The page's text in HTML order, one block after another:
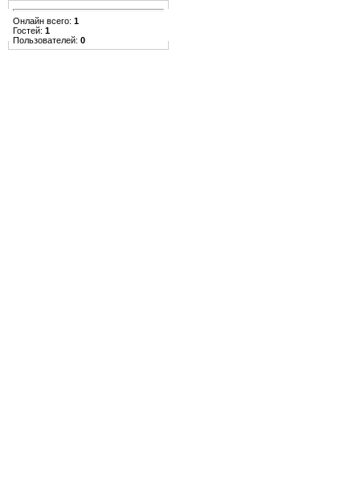
Онлайн всего: 1
Гостей: 1
Пользователей: 0